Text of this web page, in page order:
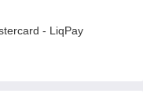
- LiqPay